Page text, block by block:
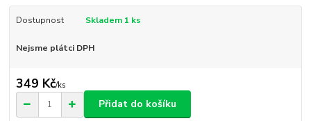
Dostupnost Skladem 1 ks
Nejsme plátci DPH
349 Kč/ks
Přidat do košíku